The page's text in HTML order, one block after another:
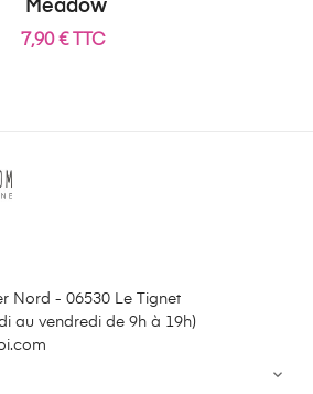
Meadow
7,90 € TTC
Nord - 06530 Le Tignet
au vendredi de 9h à 19h)
